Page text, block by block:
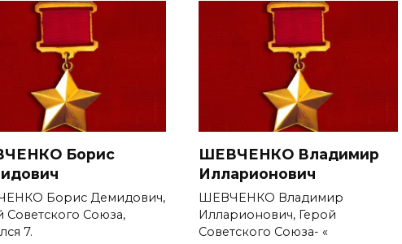
Борис
Борис Демидович,
Советского Союза,
7.
ШЕВЧЕНКО Владимир
Илларионович
ШЕВЧЕНКО Владимир
Илларионович, Герой
Советского Союза- «